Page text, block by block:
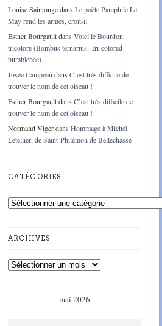
Louise Saintongedans Le poète Pamphile Le
May rend les armes, croit-il
Esther Bourgaultdans Voici le Bourdon
tricolore (Bombus ternarius, Tri-colored
bumblebee).
Josée Campeau dans C’est très difficile de
trouver le nom de cet oiseau !
Esther Bourgaultdans C’est très difficile de
trouver le nom de cet oiseau !
Normand Vigerdans Hommage à Michel
Letellier, de Saint-Philémon de Bellechasse
CATÉGORIES
ARCHIVES
mai 2026